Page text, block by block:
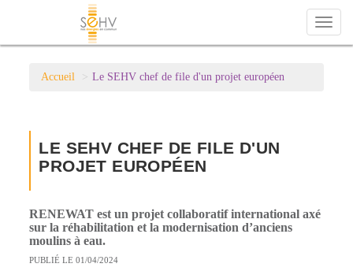
Toggle
Accueil Le SEHV chef de file d'un projet européen
LE SEHV CHEF DE FILE D'UN
PROJET EUROPÉEN
RENEWAT est un projet collaboratif international axé
sur la réhabilitation et la modernisation d’anciens
moulins à eau.
PUBLIÉ LE 01/04/2024